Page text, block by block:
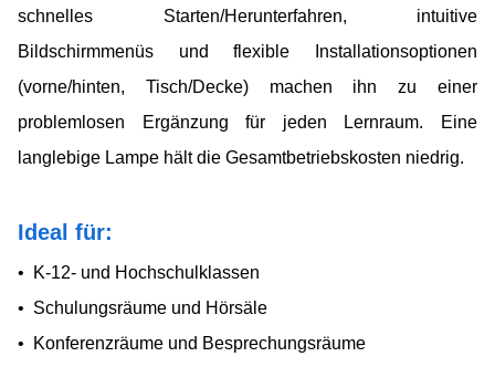
schnelles Starten/Herunterfahren, intuitive
Bildschirmmenüs und flexible Installationsoptionen
(vorne/hinten, Tisch/Decke) machen ihn zu einer
problemlosen Ergänzung für jeden Lernraum. Eine
langlebige Lampe hält die Gesamtbetriebskosten niedrig.
Ideal für:
• K-12- und Hochschulklassen
• Schulungsräume und Hörsäle
• Konferenzräume und Besprechungsräume